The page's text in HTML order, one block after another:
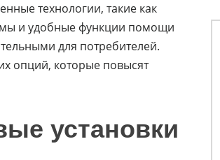
технологии, такие как
и удобные функции помощи
для потребителей.
опций, которые повысят
установки